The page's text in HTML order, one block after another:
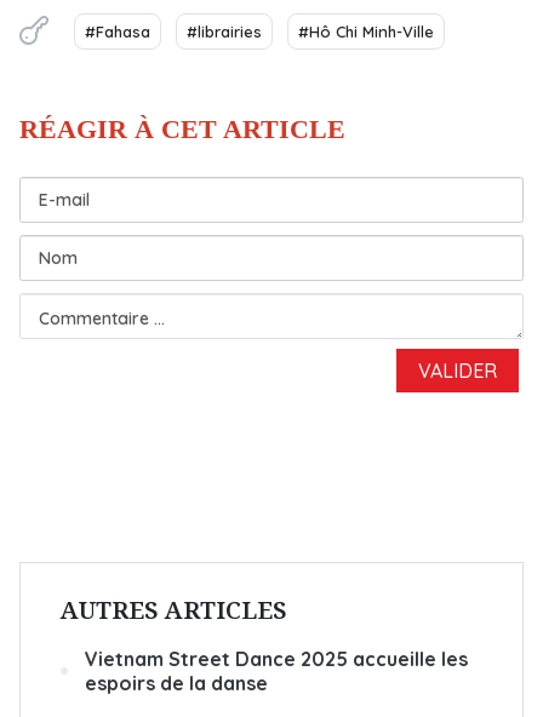
#Fahasa #librairies #Hô Chi Minh-Ville
AUTRES ARTICLES
Vietnam Street Dance 2025 accueille les
espoirs de la danse